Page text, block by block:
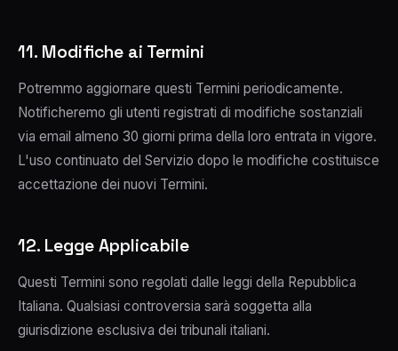
11. Modifiche ai Termini
Potremmo aggiornare questi Termini periodicamente.
Notificheremo gli utenti registrati di modifiche sostanziali
via email almeno 30 giorni prima della loro entrata in vigore.
L'uso continuato del Servizio dopo le modifiche costituisce
accettazione dei nuovi Termini.
12. Legge Applicabile
Questi Termini sono regolati dalle leggi della Repubblica
Italiana. Qualsiasi controversia sarà soggetta alla
giurisdizione esclusiva dei tribunali italiani.